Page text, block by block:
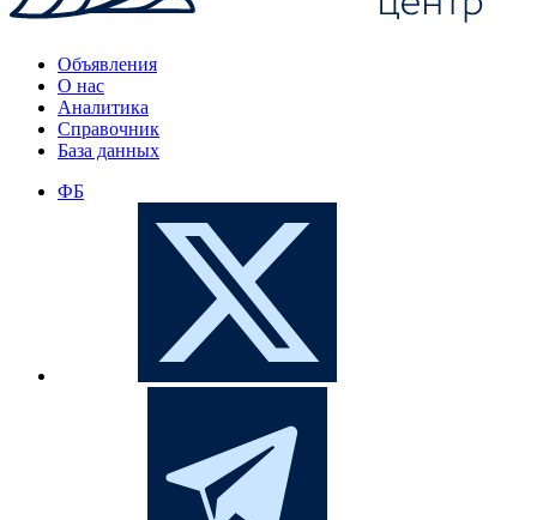
Объявления
О нас
Аналитика
Справочник
База данных
ФБ